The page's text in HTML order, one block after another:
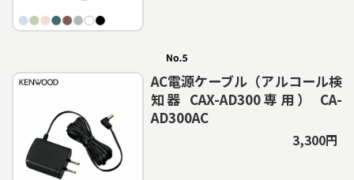
AC電源ケーブル（アルコール検
知器 CAX-AD300専用） CA-
AD300AC
3,300円